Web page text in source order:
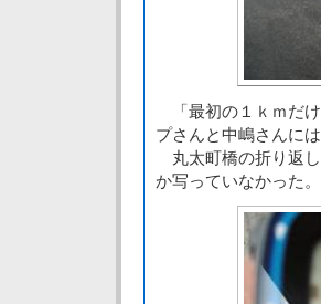
「最初の１ｋｍだ
プさんと中嶋さんに
丸太町橋の折り返
か写っていなかった。